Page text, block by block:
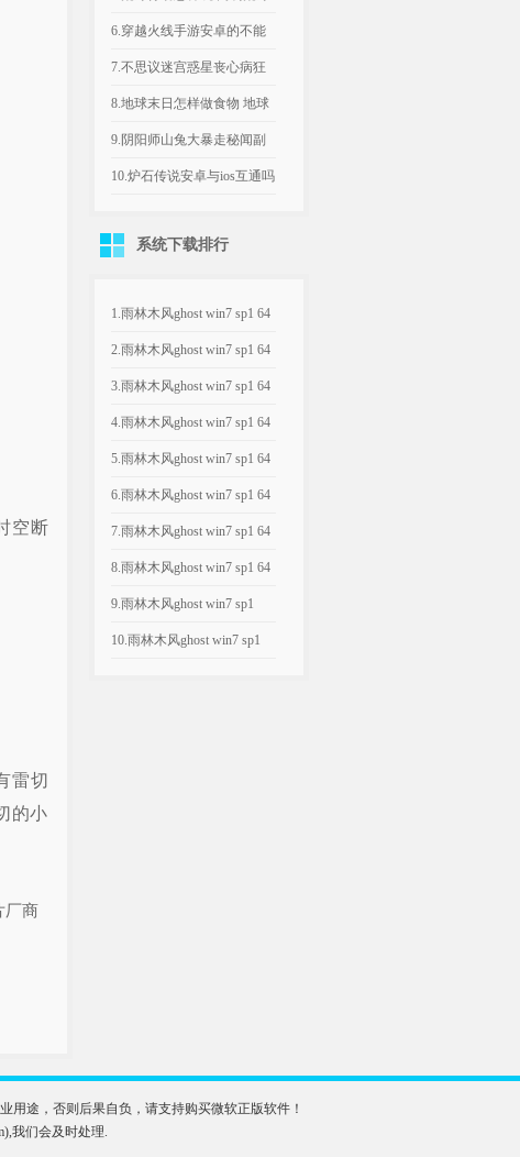
空断
雷切
的小
厂商
行动新手迅速基础攻略
6.穿越火线手游安卓的不能
跟ios的玩吗 穿越火线枪...
7.不思议迷宫惑星丧心病狂
怎样打 惑星丧心病狂打法
技...
8.地球末日怎样做食物 地球
末日生存食物制作办法
9.阴阳师山兔大暴走秘闻副
本怎样打 山兔大暴走1~1...
10.炉石传说安卓与ios互通吗
系统下载排行
1.雨林木风ghost win7 sp1 64
位装机...
2.雨林木风ghost win7 sp1 64
位欢度...
3.雨林木风ghost win7 sp1 64
位装机...
4.雨林木风ghost win7 sp1 64
位装机...
5.雨林木风ghost win7 sp1 64
位欢度...
6.雨林木风ghost win7 sp1 64
位装机...
7.雨林木风ghost win7 sp1 64
位装机...
8.雨林木风ghost win7 sp1 64
位装机...
9.雨林木风ghost win7 sp1
x86欢度...
10.雨林木风ghost win7 sp1
用途，否则后果自负，请支持购买微软正版软件！
我们会及时处理.